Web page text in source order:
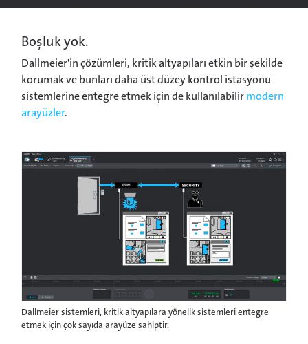
Boşluk yok.
Dallmeier'in çözümleri, kritik altyapıları etkin bir şekilde
korumak ve bunları daha üst düzey kontrol istasyonu
sistemlerine entegre etmek için de kullanılabilirmodern
arayüzler.
Dallmeier sistemleri, kritik altyapılara yönelik sistemleri entegre
etmek için çok sayıda arayüze sahiptir.